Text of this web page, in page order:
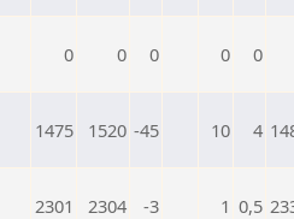
0 0 0 0 0
1475 1520 -45 10 4
2301 2304 -3 1 0,5